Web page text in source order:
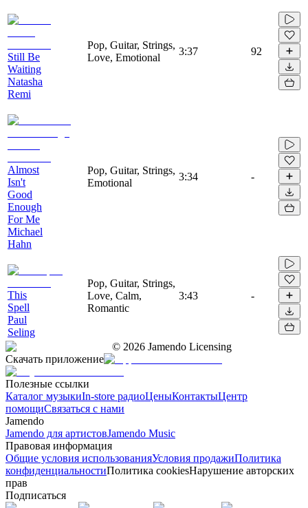
Still Be
Waiting
Natasha
Remi
Pop, Guitar, Strings,
Love, Emotional
3:37 92
Almost
Isn't
Good
Enough
For Me
Michael
Hahn
Pop, Guitar, Strings,
Emotional
3:34 -
This
Spell
Paul
Seling
Pop, Guitar, Strings,
Love, Calm,
Romantic
3:43 -
© 2026 Jamendo Licensing
Скачать приложение
Полезные ссылки
Каталог музыкиIn-store радиоЦеныКонтактыЦентр
помощиСвязаться с нами
Jamendo
Jamendo для артистовJamendo Music
Правовая информация
Общие условия использованияУсловия продажиПолитика
конфиденциальностиПолитика cookiesНарушение авторских
прав
Подписаться